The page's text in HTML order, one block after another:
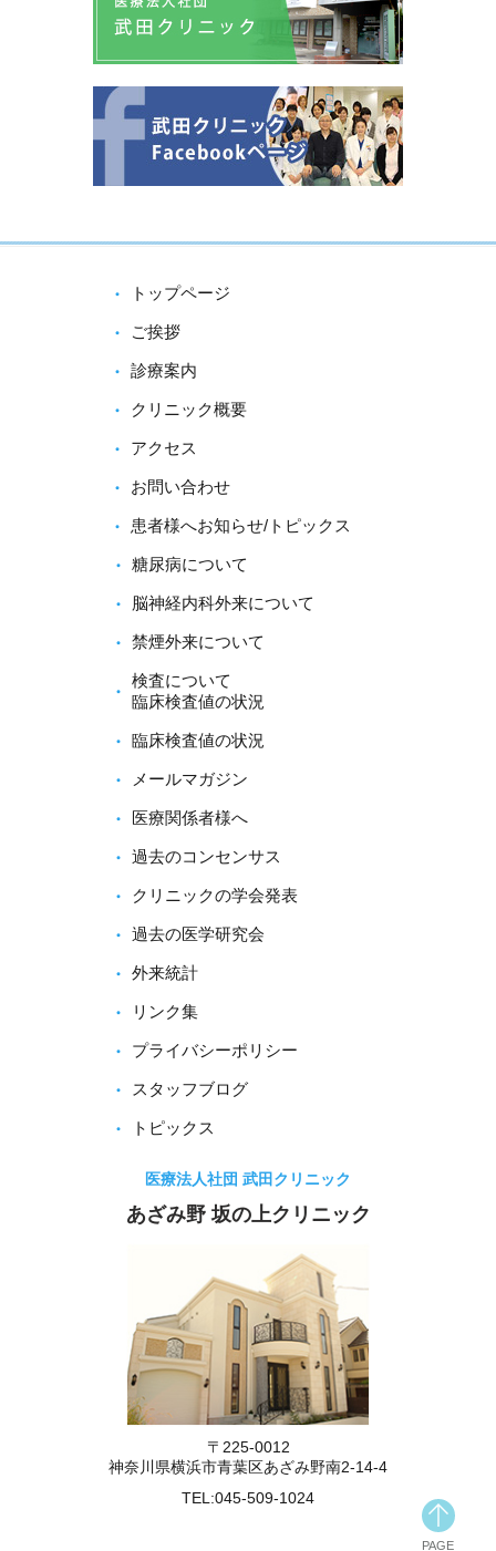
PAGE
トップページ
ご挨拶
診療案内
クリニック概要
アクセス
お問い合わせ
患者様へお知らせ/トピックス
糖尿病について
脳神経内科外来について
禁煙外来について
検査について
臨床検査値の状況
臨床検査値の状況
メールマガジン
医療関係者様へ
過去のコンセンサス
クリニックの学会発表
過去の医学研究会
外来統計
リンク集
プライバシーポリシー
スタッフブログ
トピックス
医療法人社団 武田クリニック
あざみ野 坂の上クリニック
〒225-0012
神奈川県横浜市青葉区あざみ野南2-14-4
TEL:045-509-1024